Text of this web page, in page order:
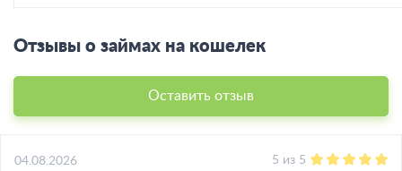
Отзывы о займах на кошелек
Оставить отзыв
04.08.2026 5 из 5